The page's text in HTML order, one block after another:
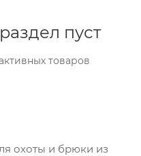
пуст
товаров
охоты и брюки из